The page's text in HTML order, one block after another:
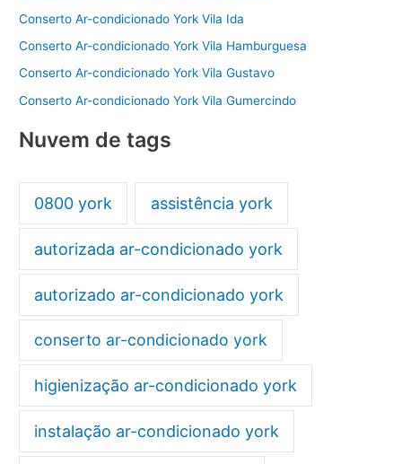
Conserto Ar-condicionado York Vila Ida
Conserto Ar-condicionado York Vila Hamburguesa
Conserto Ar-condicionado York Vila Gustavo
Conserto Ar-condicionado York Vila Gumercindo
Nuvem de tags
0800 york assistência york
autorizada ar-condicionado york
autorizado ar-condicionado york
conserto ar-condicionado york
higienização ar-condicionado york
instalação ar-condicionado york